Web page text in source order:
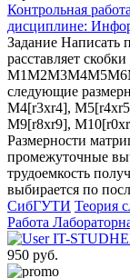
Контрольная
дисциплине:
Задание Написать
расставляет
следующие
M4[r3xr4],
M9[r8xr9],
Размерности
промежуточные
трудоемкость
выбирается по
СибГУТИ Теория
Работа
IT-
950 руб.